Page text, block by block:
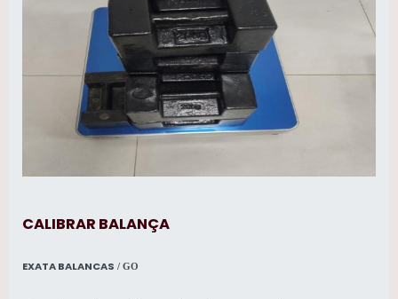
CALIBRAR BALANÇA
EXATA BALANCAS / GO